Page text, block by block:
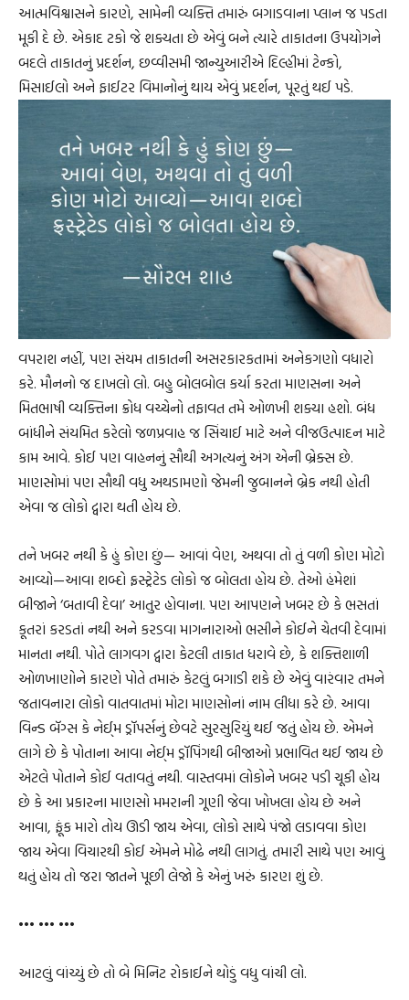
આત્મવિશ્વાસને કારણે, સામેની વ્યક્તિ તમારું બગાડવાના પ્લાન જ પડતા
મૂકી દે છે. એકાદ ટકો જે શક્યતા છે એવું બને ત્યારે તાકાતના ઉપયોગને
બદલે તાકાતનું પ્રદર્શન, છવ્વીસમી જાન્યુઆરીએ દિલ્હીમાં ટેન્કો,
મિસાઈલો અને ફાઈટર વિમાનોનું થાય એવું પ્રદર્શન, પૂરતું થઈ પડે.
વપરાશ નહીં, પણ સંયમ તાકાતની અસરકારકતામાં અનેકગણો વધારો
કરે. મૌનનો જ દાખલો લો. બહુ બોલબોલ કર્યા કરતા માણસના અને
મિતભાષી વ્યક્તિના ક્રોધ વચ્ચેનો તફાવત તમે ઓળખી શક્યા હશો. બંધ
બાંધીને સંયમિત કરેલો જળપ્રવાહ જ સિંચાઈ માટે અને વીજઉત્પાદન માટે
કામ આવે. કોઈ પણ વાહનનું સૌથી અગત્યનું અંગ એની બ્રેક્સ છે.
માણસોમાં પણ સૌથી વધુ અથડામણો જેમની જુબાનને બ્રેક નથી હોતી
એવા જ લોકો દ્વારા થતી હોય છે.
તને ખબર નથી કે હું કોણ છું— આવાં વેણ, અથવા તો તું વળી કોણ મોટો
આવ્યો—આવા શબ્દો ફ્રસ્ટ્રેટેડ લોકો જ બોલતા હોય છે. તેઓ હંમેશાં
બીજાને ‘બતાવી દેવા’ આતુર હોવાના. પણ આપણને ખબર છે કે ભસતાં
કૂતરાં કરડતાં નથી અને કરડવા માગનારાઓ ભસીને કોઈને ચેતવી દેવામાં
માનતા નથી. પોતે લાગવગ દ્વારા કેટલી તાકાત ધરાવે છે, કે શક્તિશાળી
ઓળખાણોને કારણે પોતે તમારું કેટલું બગાડી શકે છે એવું વારંવાર તમને
જતાવનારા લોકો વાતવાતમાં મોટા માણસોનાં નામ લીધા કરે છે. આવા
વિન્ડ બૅગ્સ કે નેઈ્મ ડ્રૉપર્સનું છેવટે સુરસુરિયું થઈ જતું હોય છે. એમને
લાગે છે કે પોતાના આવા નેઈ્મ ડ્રૉપિંગથી બીજાઓ પ્રભાવિત થઈ જાય છે
એટલે પોતાને કોઈ વતાવતું નથી. વાસ્તવમાં લોકોને ખબર પડી ચૂકી હોય
છે કે આ પ્રકારના માણસો મમરાની ગૂણી જેવા ખોખલા હોય છે અને
આવા, ફૂંક મારો તોય ઊડી જાય એવા, લોકો સાથે પંજો લડાવવા કોણ
જાય એવા વિચારથી કોઈ એમને મોઢે નથી લાગતું. તમારી સાથે પણ આવું
થતું હોય તો જરા જાતને પૂછી લેજો કે એનું ખરું કારણ શું છે.
••• ••• •••
આટલું વાંચ્યું છે તો બે મિનિટ રોકાઈને થોડું વધુ વાંચી લો.